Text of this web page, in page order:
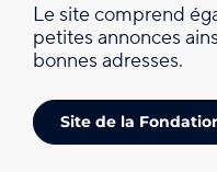
Le site comprend
petites annonces
bonnes adresses.
Site de la